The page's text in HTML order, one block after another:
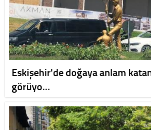
Eskişehir'de doğaya anlam
görüyo…